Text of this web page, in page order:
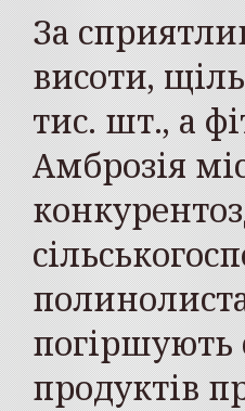
За
висоти,
тис. шт., а
Амброзія
погіршують
продуктів